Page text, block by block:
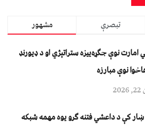
مشهور تبصرې
امارت نوې جګړه‌ییزه ستراتېژي او د ډیورنډ
نوې مبارزه
ښار کې د داعشي فتنه ګرو يوه مهمه شبکه